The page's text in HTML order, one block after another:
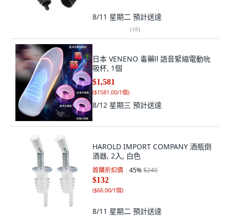
8/11 星期二 預計送達
(18)
日本 VENENO 毒藥Ⅱ 語音緊縮電動吮
吸杯, 1個
$1,581
($1581.00/1個)
8/12 星期三 預計送達
HAROLD IMPORT COMPANY 酒瓶倒
酒器, 2入, 白色
首購折扣價 45%$240
$132
($66.00/1個)
8/11 星期二 預計送達